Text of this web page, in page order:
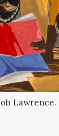
Lawrence.